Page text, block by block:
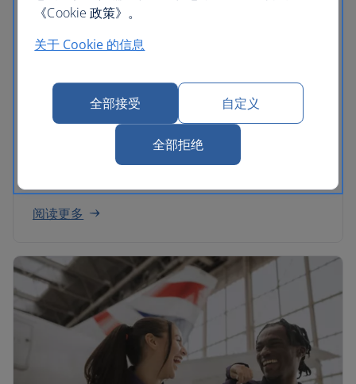
IAG
我们因隶属于 International Airlines Group 而感到
阅读更多
《Cookie 政策》。
关于 Cookie 的信息
全部接受 自定义
全部拒绝